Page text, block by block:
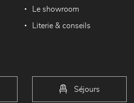
Le showroom
Literie & conseils
Séjours